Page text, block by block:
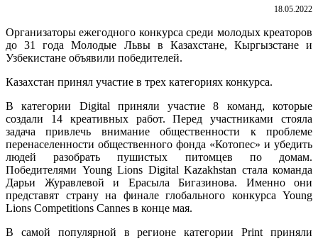
18.05.2022
Организаторы ежегодного конкурса среди молодых креаторов
до 31 года Молодые Львы в Казахстане, Кыргызстане и
Узбекистане объявили победителей.
Казахстан принял участие в трех категориях конкурса.
В категории Digital приняли участие 8 команд, которые
создали 14 креативных работ. Перед участниками стояла
задача привлечь внимание общественности к проблеме
перенаселенности общественного фонда «Котопес» и убедить
людей разобрать пушистых питомцев по домам.
Победителями Young Lions Digital Kazakhstan стала команда
Дарьи Журавлевой и Ерасыла Бигазинова. Именно они
представят страну на финале глобального конкурса Young
Lions Competitions Cannes в конце мая.
В самой популярной в регионе категории Print приняли